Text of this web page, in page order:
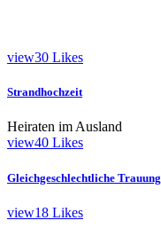
view30 Likes
Strandhochzeit
Heiraten im Ausland
view40 Likes
Gleichgeschlechtliche Trauung
view18 Likes